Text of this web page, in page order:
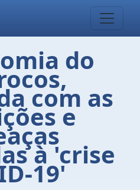
do
com as
e
à 'crise
19'